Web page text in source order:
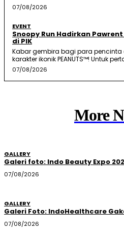
07/08/2026
EVENT
Snoopy Run Hadirkan
di PIK
Kabar gembira bagi para
karakter ikonik PEANUTS™! Untuk
07/08/2026
More
GALLERY
Galeri foto: Indo Beauty Expo
07/08/2026
GALLERY
Galeri Foto: IndoHealthcare
07/08/2026